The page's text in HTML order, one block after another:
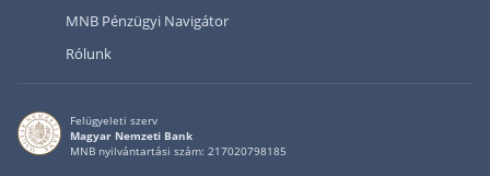
MNB Pénzügyi Navigátor
Rólunk
Felügyeleti szerv
Magyar Nemzeti Bank
MNB nyilvántartási szám: 217020798185